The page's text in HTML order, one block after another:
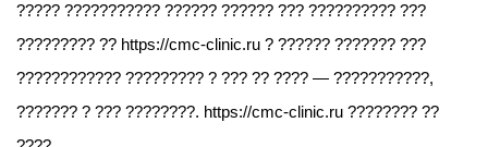
????? ??????????? ?????? ?????? ??? ?????????? ???
????????? ?? https://cmc-clinic.ru ? ?????? ??????? ???
???????????? ????????? ? ??? ?? ???? — ???????????,
??????? ? ??? ????????. https://cmc-clinic.ru ???????? ??